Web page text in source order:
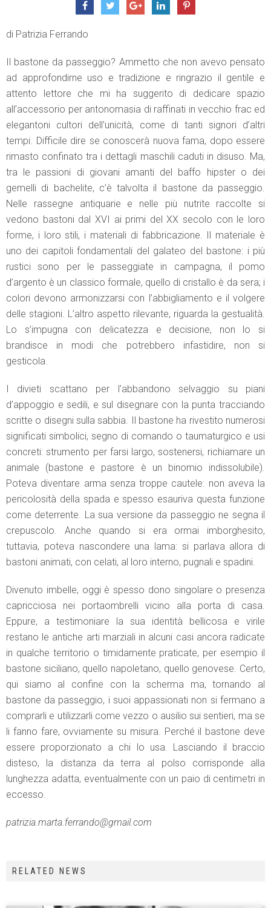
di Patrizia Ferrando
Il bastone da passeggio? Ammetto che non avevo pensato
ad approfondirne uso e tradizione e ringrazio il gentile e
attento lettore che mi ha suggerito di dedicare spazio
all’accessorio per antonomasia di raffinati in vecchio frac ed
elegantoni cultori dell’unicità, come di tanti signori d’altri
tempi. Difficile dire se conoscerà nuova fama, dopo essere
rimasto confinato tra i dettagli maschili caduti in disuso. Ma,
tra le passioni di giovani amanti del baffo hipster o dei
gemelli di bachelite, c’è talvolta il bastone da passeggio.
Nelle rassegne antiquarie e nelle più nutrite raccolte si
vedono bastoni dal XVI ai primi del XX secolo con le loro
forme, i loro stili, i materiali di fabbricazione. Il materiale è
uno dei capitoli fondamentali del galateo del bastone: i più
rustici sono per le passeggiate in campagna, il pomo
d’argento è un classico formale, quello di cristallo è da sera; i
colori devono armonizzarsi con l’abbigliamento e il volgere
delle stagioni. L’altro aspetto rilevante, riguarda la gestualità.
Lo s’impugna con delicatezza e decisione, non lo si
brandisce in modi che potrebbero infastidire, non si
gesticola.
I divieti scattano per l’abbandono selvaggio su piani
d’appoggio e sedili, e sul disegnare con la punta tracciando
scritte o disegni sulla sabbia. Il bastone ha rivestito numerosi
significati simbolici, segno di comando o taumaturgico e usi
concreti: strumento per farsi largo, sostenersi, richiamare un
animale (bastone e pastore è un binomio indissolubile).
Poteva diventare arma senza troppe cautele: non aveva la
pericolosità della spada e spesso esauriva questa funzione
come deterrente. La sua versione da passeggio ne segna il
crepuscolo. Anche quando si era ormai imborghesito,
tuttavia, poteva nascondere una lama: si parlava allora di
bastoni animati, con celati, al loro interno, pugnali e spadini.
Divenuto imbelle, oggi è spesso dono singolare o presenza
capricciosa nei portaombrelli vicino alla porta di casa.
Eppure, a testimoniare la sua identità bellicosa e virile
restano le antiche arti marziali in alcuni casi ancora radicate
in qualche territorio o timidamente praticate, per esempio il
bastone siciliano, quello napoletano, quello genovese. Certo,
qui siamo al confine con la scherma ma, tornando al
bastone da passeggio, i suoi appassionati non si fermano a
comprarli e utilizzarli come vezzo o ausilio sui sentieri, ma se
li fanno fare, ovviamente su misura. Perché il bastone deve
essere proporzionato a chi lo usa. Lasciando il braccio
disteso, la distanza da terra al polso corrisponde alla
lunghezza adatta, eventualmente con un paio di centimetri in
eccesso.
patrizia.marta.ferrando@gmail.com
RELATED NEWS